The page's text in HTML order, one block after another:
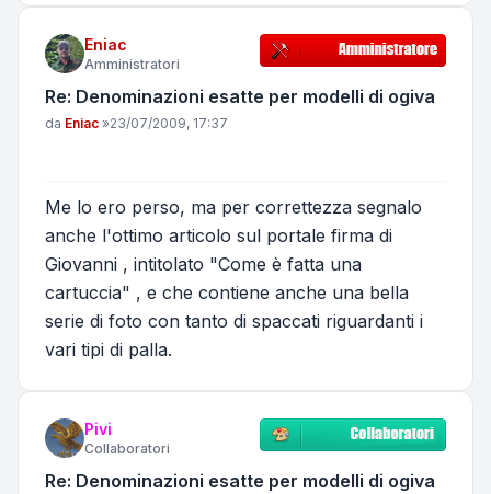
Eniac
Amministratori
Re: Denominazioni esatte per modelli di ogiva
Messaggio
da Eniac »23/07/2009, 17:37
Me lo ero perso, ma per correttezza segnalo
anche l'ottimo articolo sul portale firma di
Giovanni , intitolato "Come è fatta una
cartuccia" , e che contiene anche una bella
serie di foto con tanto di spaccati riguardanti i
vari tipi di palla.
Pivi
Collaboratori
Re: Denominazioni esatte per modelli di ogiva